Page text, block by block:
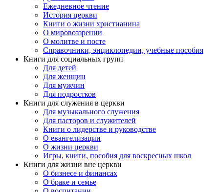
Ежедневное чтение
История церкви
Книги о жизни христианина
О мировоззрении
О молитве и посте
Справочники, энциклопедии, учебные пособия
Книги для социальных групп
Для детей
Для женщин
Для мужчин
Для подростков
Книги для служения в церкви
Для музыкального служения
Для пасторов и служителей
Книги о лидерстве и руководстве
О евангелизации
О жизни церкви
Игры, книги, пособия для воскресных школ
Книги для жизни вне церкви
О бизнесе и финансах
О браке и семье